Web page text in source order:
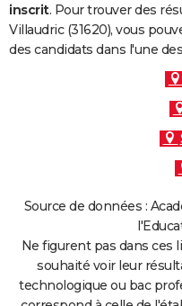
S'inscrire
Se connecter
Lycées
Collèges
Primaires
Universités
Entreprises
Service militaire
Avis de recherche
AVIS DE DÉCÈS
FORUM
inscrit. Pour trouver des
Villaudric (31620), vous
des candidats dans l'une
Source de données :
Ne figurent pas dans ces
souhaité voir leur
technologique ou bac